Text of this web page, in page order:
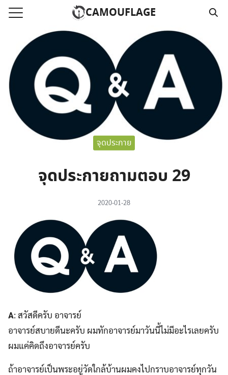
Skip
CAMOUFLAGE
ามคลิปเสียงธรรม
ลด MP3
สือออนไลน์
จุดประกาย
จุดประกายถามตอบ 29
2020-01-28
A: สวัสดีครับ อาจารย์
อาจารย์สบายดีนะครับ ผมทักอาจารย์มาวันนี้ไม่มีอะไรเลยครับ
ผมแค่คิดถึงอาจารย์ครับ
ถ้าอาจารย์เป็นพระอยู่วัดใกล้บ้านผมคงไปกราบอาจารย์ทุกวัน